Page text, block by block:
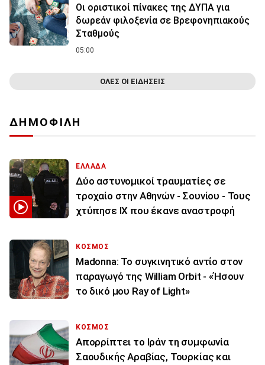
Οι οριστικοί πίνακες της ΔΥΠΑ για
δωρεάν φιλοξενία σε Βρεφονηπιακούς
Σταθμούς
05:00
ΟΛΕΣ ΟΙ ΕΙΔΗΣΕΙΣ
ΔΗΜΟΦΙΛΗ
ΕΛΛΑΔΑ
Δύο αστυνομικοί τραυματίες σε
τροχαίο στην Αθηνών - Σουνίου - Τους
χτύπησε ΙΧ που έκανε αναστροφή
ΚΟΣΜΟΣ
Madonna: Το συγκινητικό αντίο στον
παραγωγό της William Orbit - «Ήσουν
το δικό μου Ray of Light»
ΚΟΣΜΟΣ
Απορρίπτει το Ιράν τη συμφωνία
Σαουδικής Αραβίας, Τουρκίας και